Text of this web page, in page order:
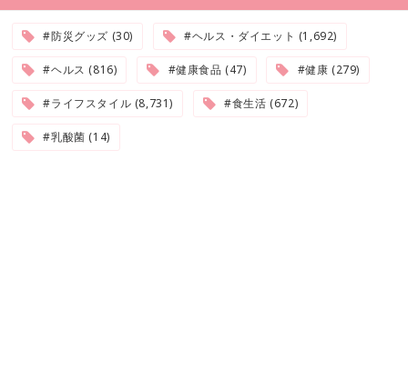
#防災グッズ (30) #ヘルス・ダイエット (1,692)
#ヘルス (816) #健康食品 (47) #健康 (279)
#ライフスタイル (8,731) #食生活 (672)
#乳酸菌 (14)